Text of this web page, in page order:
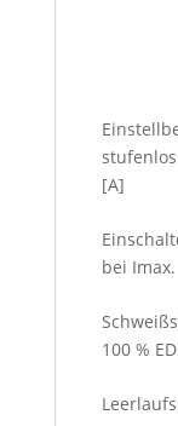
stufenlos
[A]
bei Imax.
100 %